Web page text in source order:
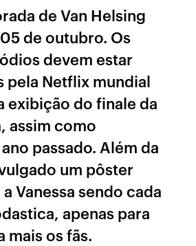
de Van Helsing
de outubro. Os
devem estar
pela Netflix mundial
exibição do finale da
assim como
passado. Além da
um pôster
Vanessa sendo cada
apenas para
mais os fãs.